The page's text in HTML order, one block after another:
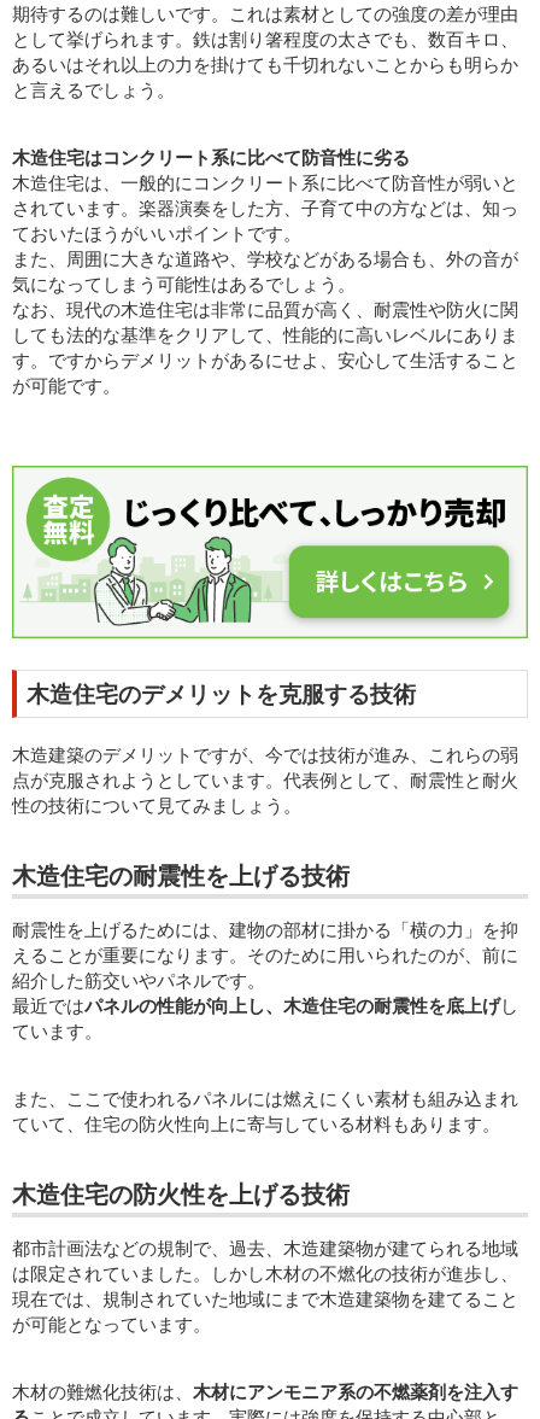
期待するのは難しいです。これは素材としての強度の差が理由
として挙げられます。鉄は割り箸程度の太さでも、数百キロ、
あるいはそれ以上の力を掛けても千切れないことからも明らか
と言えるでしょう。
木造住宅はコンクリート系に比べて防音性に劣る
木造住宅は、一般的にコンクリート系に比べて防音性が弱いと
されています。楽器演奏をした方、子育て中の方などは、知っ
ておいたほうがいいポイントです。
また、周囲に大きな道路や、学校などがある場合も、外の音が
気になってしまう可能性はあるでしょう。
なお、現代の木造住宅は非常に品質が高く、耐震性や防火に関
しても法的な基準をクリアして、性能的に高いレベルにありま
す。ですからデメリットがあるにせよ、安心して生活すること
が可能です。
木造住宅のデメリットを克服する技術
木造建築のデメリットですが、今では技術が進み、これらの弱
点が克服されようとしています。代表例として、耐震性と耐火
性の技術について見てみましょう。
木造住宅の耐震性を上げる技術
耐震性を上げるためには、建物の部材に掛かる「横の力」を抑
えることが重要になります。そのために用いられたのが、前に
紹介した筋交いやパネルです。
最近ではパネルの性能が向上し、木造住宅の耐震性を底上げし
ています。
また、ここで使われるパネルには燃えにくい素材も組み込まれ
ていて、住宅の防火性向上に寄与している材料もあります。
木造住宅の防火性を上げる技術
都市計画法などの規制で、過去、木造建築物が建てられる地域
は限定されていました。しかし木材の不燃化の技術が進歩し、
現在では、規制されていた地域にまで木造建築物を建てること
が可能となっています。
木材の難燃化技術は、 木材にアンモニア系の不燃薬剤を注入す